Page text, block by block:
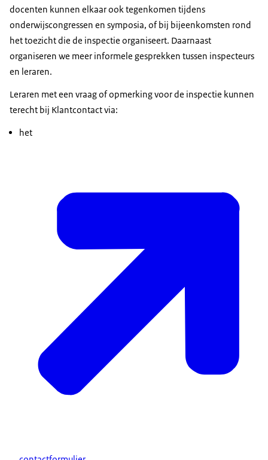
Download
Audiobeschrijving
mp3 5,3 MB
VOICE-OVER: Tijdens een inspectiebezoek speelt
de leraar een belangrijke rol.
De leraar maakt het onderwijs is een bron van
informatie voor de inspecteur en kijkt mee tijdens
de lesbezoeken.
HANS VAN DEN BERG: Ik weet van leerkrachten dat
zij dat heel spannend vinden als de inspectie op
En gaandeweg de dag vind ik de dingen terug die
Het belangrijkste en misschien ook wel het
spannendste voor mij is wat is het verhaal aan het
einde van de dag waarmee ik de school recht doe?
BART KEIJERS: Ik heb het zelf ook ervaren bij
scholen dat er toch wel gekeken wordt van: o, er
komt inspectie.
En het wordt ook wel gezien als, ja, een
beoordeling van je school.
En dan wil je natuurlijk wel het laten zien zoals je
het altijd heel goed doet en daar zit wel altijd een
bepaalde spanning op.
docenten kunnen elkaar ook tegenkomen tijdens
onderwijscongressen en symposia, of bij bijeenkomsten rond
het toezicht die de inspectie organiseert. Daarnaast
organiseren we meer informele gesprekken tussen inspecteurs
en leraren.
Leraren met een vraag of opmerking voor de inspectie kunnen
terecht bij Klantcontact via:
het